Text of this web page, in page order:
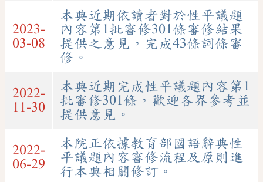
2023-
03-08
本典近期依讀者對於性平議題
內容第1批審修301條審修結果
提供之意見，完成43條詞條審
修。
2022-
11-30
本典近期完成性平議題內容第1
批審修301條，歡迎各界參考並
提供意見。
2022-
06-29
本院正依據教育部國語辭典性
平議題內容審修流程及原則進
行本典相關修訂。